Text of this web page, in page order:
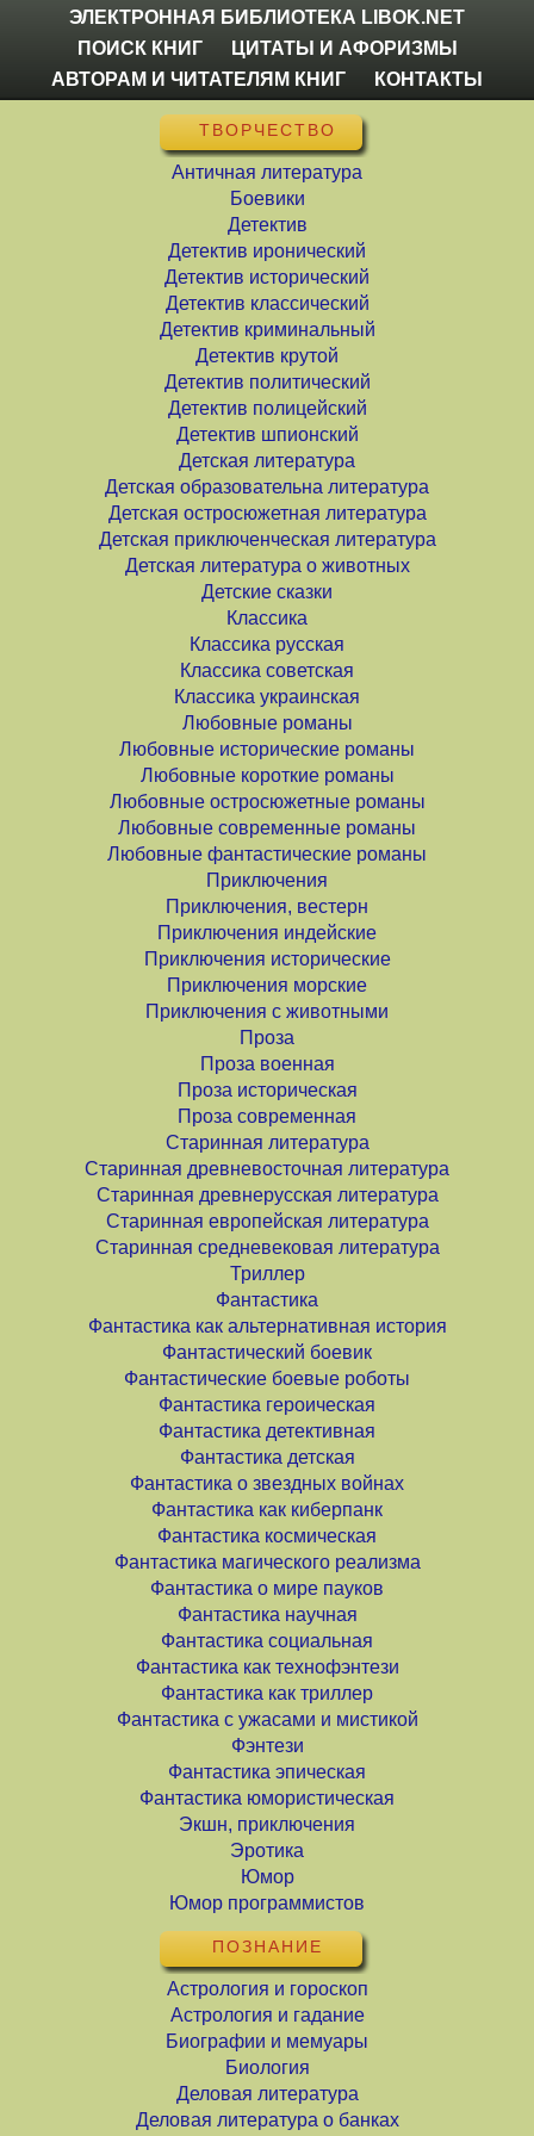
ЭЛЕКТРОННАЯ БИБЛИОТЕКА LIBOK.NET
ПОИСК КНИГ
ЦИТАТЫ И АФОРИЗМЫ
АВТОРАМ И ЧИТАТЕЛЯМ КНИГ
КОНТАКТЫ
ТВОРЧЕСТВО
Античная литература
Боевики
Детектив
Детектив иронический
Детектив исторический
Детектив классический
Детектив криминальный
Детектив крутой
Детектив политический
Детектив полицейский
Детектив шпионский
Детская литература
Детская образовательна литература
Детская остросюжетная литература
Детская приключенческая литература
Детская литература о животных
Детские сказки
Классика
Классика русская
Классика советская
Классика украинская
Любовные романы
Любовные исторические романы
Любовные короткие романы
Любовные остросюжетные романы
Любовные современные романы
Любовные фантастические романы
Приключения
Приключения, вестерн
Приключения индейские
Приключения исторические
Приключения морские
Приключения с животными
Проза
Проза военная
Проза историческая
Проза современная
Старинная литература
Старинная древневосточная литература
Старинная древнерусская литература
Старинная европейская литература
Старинная средневековая литература
Триллер
Фантастика
Фантастика как альтернативная история
Фантастический боевик
Фантастические боевые роботы
Фантастика героическая
Фантастика детективная
Фантастика детская
Фантастика о звездных войнах
Фантастика как киберпанк
Фантастика космическая
Фантастика магического реализма
Фантастика о мире пауков
Фантастика научная
Фантастика социальная
Фантастика как технофэнтези
Фантастика как триллер
Фантастика с ужасами и мистикой
Фэнтези
Фантастика эпическая
Фантастика юмористическая
Экшн, приключения
Эротика
Юмор
Юмор программистов
ПОЗНАНИЕ
Астрология и гороскоп
Астрология и гадание
Биографии и мемуары
Биология
Деловая литература
Деловая литература о банках